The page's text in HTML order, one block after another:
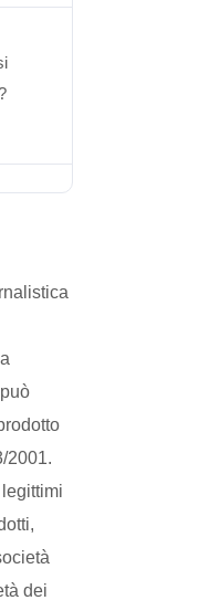
2001.
dei